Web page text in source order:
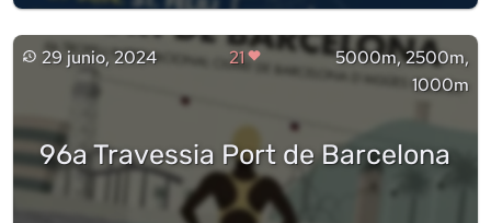
29 junio, 2024 21
5000m, 2500m,
1000m
96a Travessia Port de Barcelona